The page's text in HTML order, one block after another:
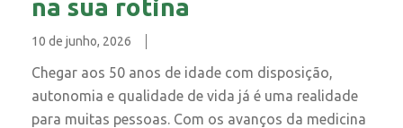
na sua rotina
10 de junho, 2026
Chegar aos 50 anos de idade com disposição,
autonomia e qualidade de vida já é uma realidade
para muitas pessoas. Com os avanços da medicina